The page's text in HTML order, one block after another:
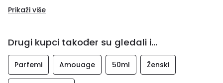
Prikaži više
Drugi kupci također su gledali i...
Parfemi Amouage 50ml Ženski